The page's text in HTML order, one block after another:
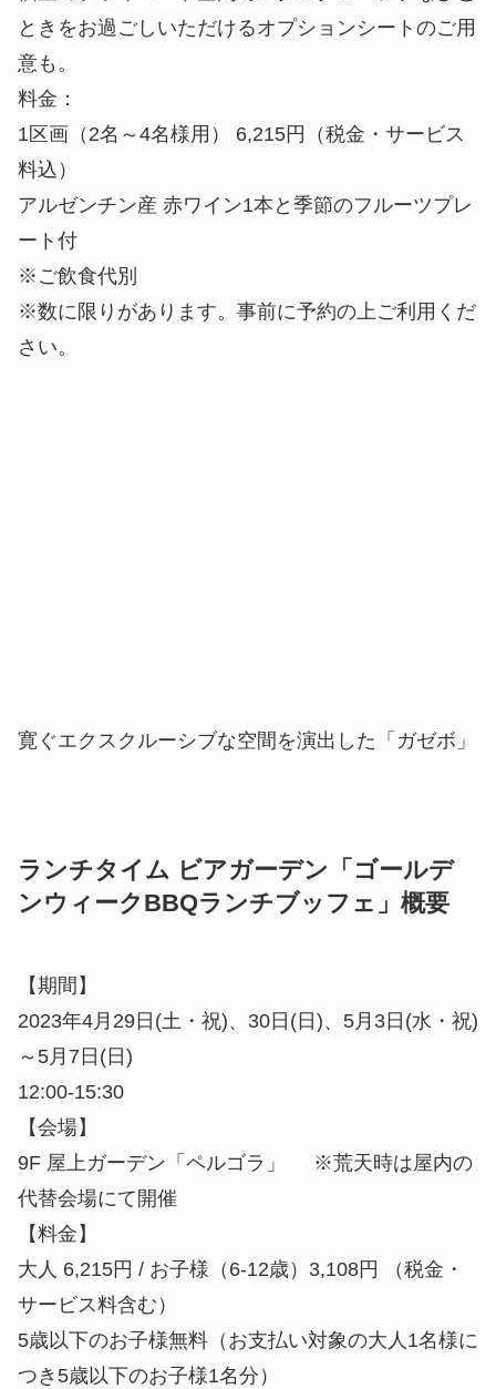
料込）
アルゼンチン産 赤ワイン1本と季節のフルーツプレ
ート付
※ご飲食代別
※数に限りがあります。事前に予約の上ご利用くだ
さい。
ンウィークBBQランチブッフェ」概要
2023年4月29日(土・祝)、30日(日)、5月3日(水・祝)
～5月7日(日)
【会場】
9F 屋上ガーデン「ペルゴラ」 ※荒天時は屋内の
代替会場にて開催
【料金】
大人 6,215円 / お子様（6-12歳）3,108円 （税金・
サービス料含む）
5歳以下のお子様無料（お支払い対象の大人1名様に
つき5歳以下のお子様1名分）
※ご宿泊のお客様は10％割引
【オプションシート】
料金：1区画（2名～4名様用） 6,215円
※ご飲食代別・赤ワイン1本と季節のフルーツプレート付